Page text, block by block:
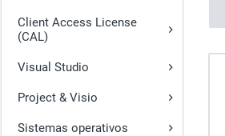
Client Access License
(CAL)
Visual Studio
Project & Visio
Sistemas operativos